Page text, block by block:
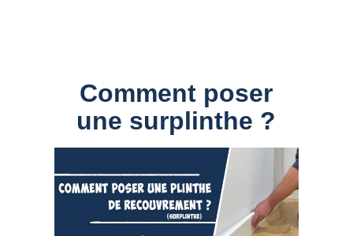
Comment poser
une surplinthe ?